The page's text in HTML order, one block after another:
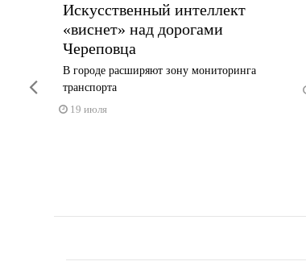
Искусственный интеллект
«виснет» над дорогами
Череповца
В городе расширяют зону мониторинга
транспорта
19 июля